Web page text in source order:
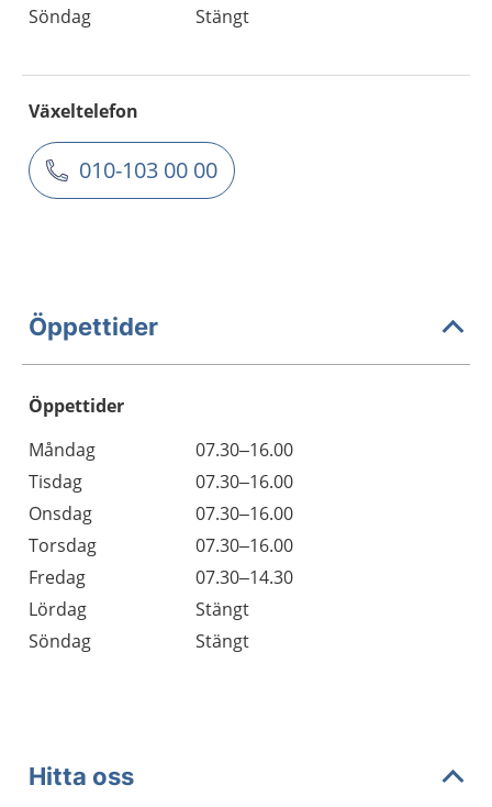
Söndag
Stängt
Växeltelefon
010-103 00 00
Öppettider
Öppettider
Dag
Öppettider
Kommentarer
Måndag
07.30–16.00
Tisdag
07.30–16.00
Onsdag
07.30–16.00
Torsdag
07.30–16.00
Fredag
07.30–14.30
Lördag
Stängt
Söndag
Stängt
Hitta oss